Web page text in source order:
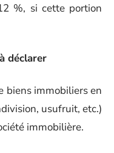
%, si cette portion
déclarer
biens immobiliers en
usufruit, etc.)
immobilière.